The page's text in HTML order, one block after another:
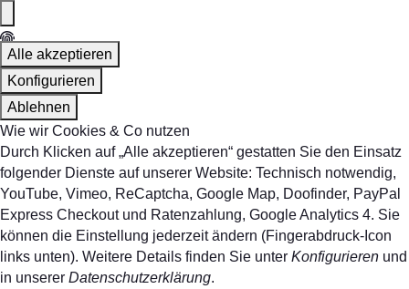
Alle akzeptieren
Konfigurieren
Ablehnen
Wie wir Cookies & Co nutzen
Durch Klicken auf „Alle akzeptieren“ gestatten Sie den Einsatz
folgender Dienste auf unserer Website: Technisch notwendig,
YouTube, Vimeo, ReCaptcha, Google Map, Doofinder, PayPal
Express Checkout und Ratenzahlung, Google Analytics 4. Sie
können die Einstellung jederzeit ändern (Fingerabdruck-Icon
links unten). Weitere Details finden Sie unter Konfigurieren und
in unserer Datenschutzerklärung.